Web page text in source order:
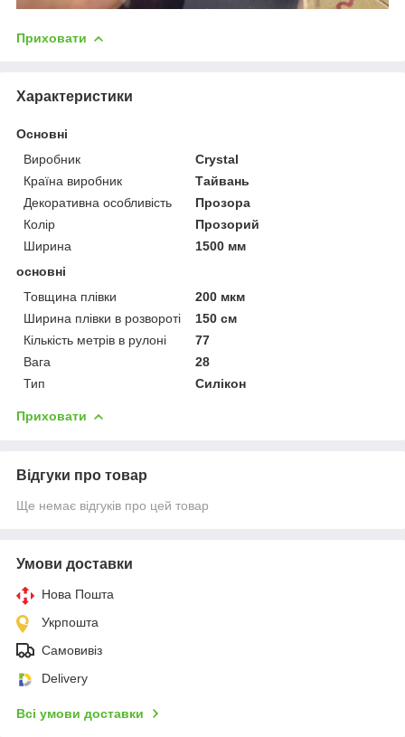
Приховати
Характеристики
Основні
Виробник
Crystal
Країна виробник
Тайвань
Декоративна особливість
Прозора
Колір
Прозорий
Ширина
1500 мм
основні
Товщина плівки
200 мкм
Ширина плівки в розвороті
150 см
Кількість метрів в рулоні
77
Вага
28
Тип
Силікон
Приховати
Відгуки про товар
Ще немає відгуків про цей товар
Умови доставки
Нова Пошта
Укрпошта
Самовивіз
Delivery
Всі умови доставки